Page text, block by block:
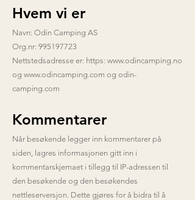
Hvem vi er
Navn: Odin Camping AS
Org.nr: 995197723
Nettstedsadresse er: https: www.odincamping.no
og www.odincamping.com og odin-
camping.com
Kommentarer
Når besøkende legger inn kommentarer på
siden, lagres informasjonen gitt inn i
kommentarskjemaet i tillegg til IP-adressen til
den besøkende og den besøkendes
nettleserversjon. Dette gjøres for å bidra til å